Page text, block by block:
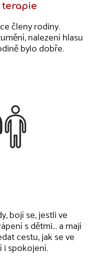
terapie
členy rodiny.
nalezení hlasu
bylo dobře.
bojí se, jestli ve
s dětmi… a mají
cestu, jak se ve
i spokojení.